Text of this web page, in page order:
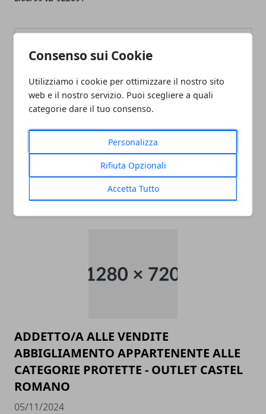
Consenso sui Cookie
Utilizziamo i cookie per ottimizzare il nostro sito
web e il nostro servizio. Puoi scegliere a quali
categorie dare il tuo consenso.
Personalizza
Rifiuta Opzionali
Accetta Tutto
Redazione
ADDETTO/A ALLE VENDITE
ABBIGLIAMENTO APPARTENENTE ALLE
CATEGORIE PROTETTE - OUTLET CASTEL
ROMANO
05/11/2024